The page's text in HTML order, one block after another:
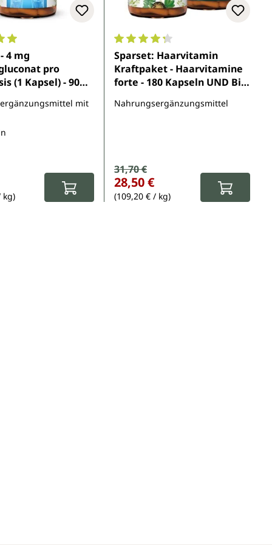
Bewertung von 5 von 5 Sternen
4 mg
pro
(1 Kapsel) - 90
mit
kg)
Durchschnittliche Bewertung von
Sparset: Haarvitamin
Kraftpaket - Haarvitamine
forte - 180 Kapseln UND Bio
pro Tagesdosis -
Nahrungsergänzungsmittel
Verkaufspreis:
Regulärer Preis:
31,70 €
28,50 €
(109,20 € / kg)